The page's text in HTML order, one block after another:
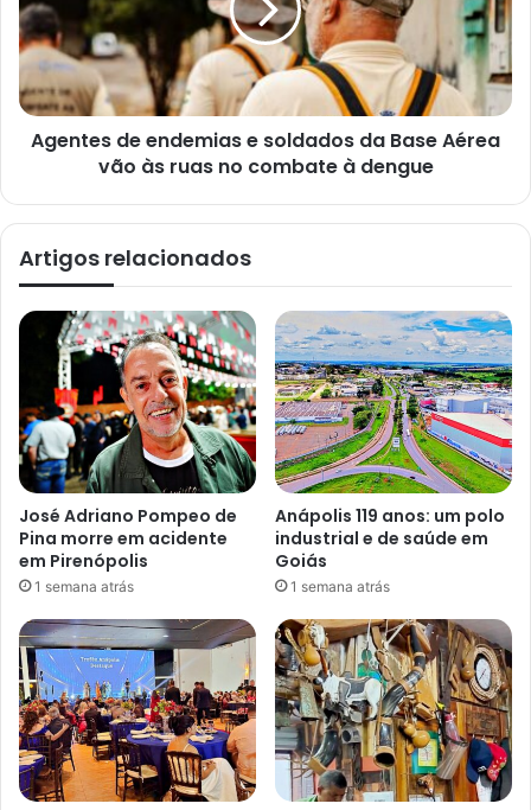
Agentes de endemias e soldados da Base Aérea
vão às ruas no combate à dengue
Artigos relacionados
José Adriano Pompeo de
Pina morre em acidente
em Pirenópolis
1 semana atrás
Anápolis 119 anos: um polo
industrial e de saúde em
Goiás
1 semana atrás